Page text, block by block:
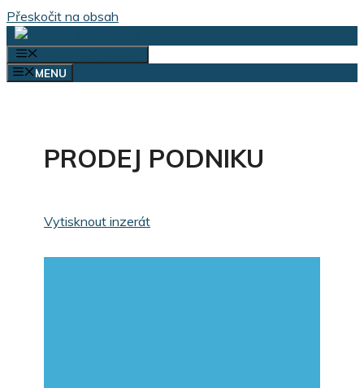
Přeskočit na obsah
MENU
PRODEJ PODNIKU
Vytisknout inzerát